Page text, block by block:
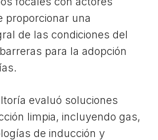
proporcionar una
de las condiciones del
para la adopción
evaluó soluciones
limpia, incluyendo gas,
de inducción y